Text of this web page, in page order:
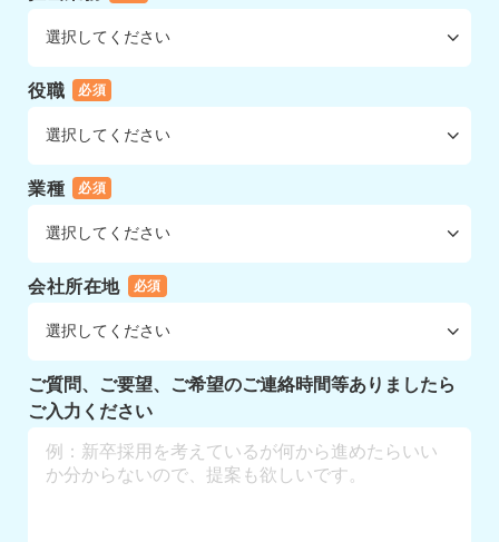
役職 必須
業種 必須
会社所在地 必須
ご質問、ご要望、ご希望のご連絡時間等ありましたら
ご入力ください